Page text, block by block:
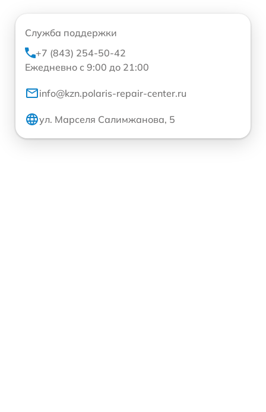
Служба поддержки
+7 (843) 254-50-42
Ежедневно с 9:00 до 21:00
info@kzn.polaris-repair-center.ru
ул. Марселя Салимжанова, 5